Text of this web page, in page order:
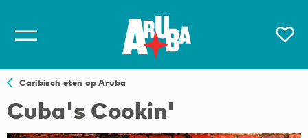
Caribisch eten op Aruba
Cuba's Cookin'